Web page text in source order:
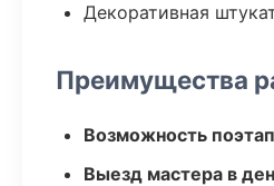
Декоративная
Преимущества
Возможность
Выезд мастера в